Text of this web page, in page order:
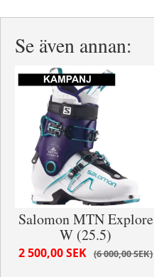
Se även annan:
Salomon MTN Explore
W (25.5)
6 000,00 SEK
2 500,00 SEK